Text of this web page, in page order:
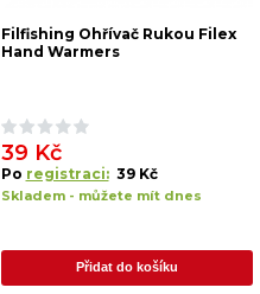
Filfishing Ohřívač Rukou Filex
Hand Warmers
39 Kč
Po registraci: 39 Kč
Skladem - můžete mít dnes
Přidat do košíku